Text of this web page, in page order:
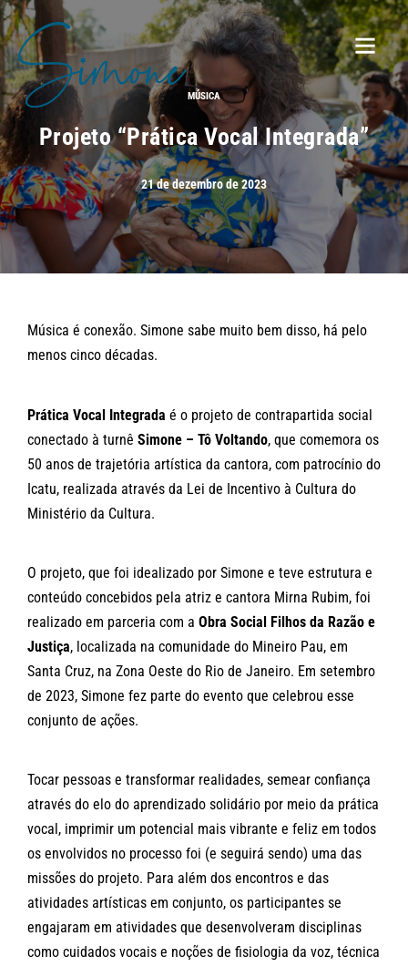
MÚSICA
Projeto “Prática Vocal Integrada”
21 de dezembro de 2023
Música é conexão. Simone sabe muito bem disso, há pelo
menos cinco décadas.
Prática Vocal Integrada é o projeto de contrapartida social
conectado à turnê Simone – Tô Voltando, que comemora os
50 anos de trajetória artística da cantora, com patrocínio do
Icatu, realizada através da Lei de Incentivo à Cultura do
Ministério da Cultura.
O projeto, que foi idealizado por Simone e teve estrutura e
conteúdo concebidos pela atriz e cantora Mirna Rubim, foi
realizado em parceria com a Obra Social Filhos da Razão e
Justiça, localizada na comunidade do Mineiro Pau, em
Santa Cruz, na Zona Oeste do Rio de Janeiro. Em setembro
de 2023, Simone fez parte do evento que celebrou esse
conjunto de ações.
Tocar pessoas e transformar realidades, semear confiança
através do elo do aprendizado solidário por meio da prática
vocal, imprimir um potencial mais vibrante e feliz em todos
os envolvidos no processo foi (e seguirá sendo) uma das
missões do projeto. Para além dos encontros e das
atividades artísticas em conjunto, os participantes se
engajaram em atividades que desenvolveram disciplinas
como cuidados vocais e noções de fisiologia da voz, técnica